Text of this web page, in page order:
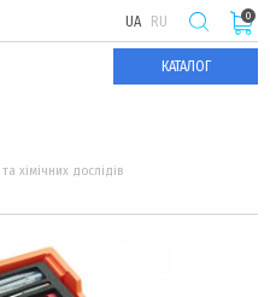
UA RU
КАТАЛОГ
0
хімічних дослідів